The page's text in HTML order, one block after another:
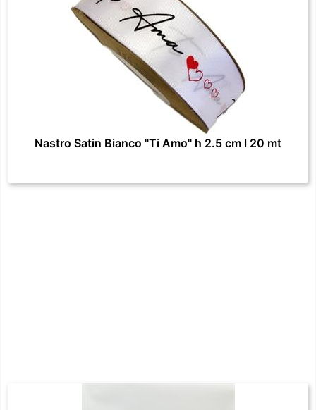
Nastro Satin Bianco "Ti Amo" h 2.5 cm l 20 mt